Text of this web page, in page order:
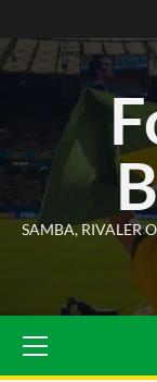
to
content
SAMBA, RIVALER
Menu